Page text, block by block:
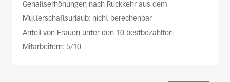
Gehaltserhöhungen nach Rückkehr aus dem
Mutterschaftsurlaub: nicht berechenbar
Anteil von Frauen unter den 10 bestbezahlten
Mitarbeitern: 5/10